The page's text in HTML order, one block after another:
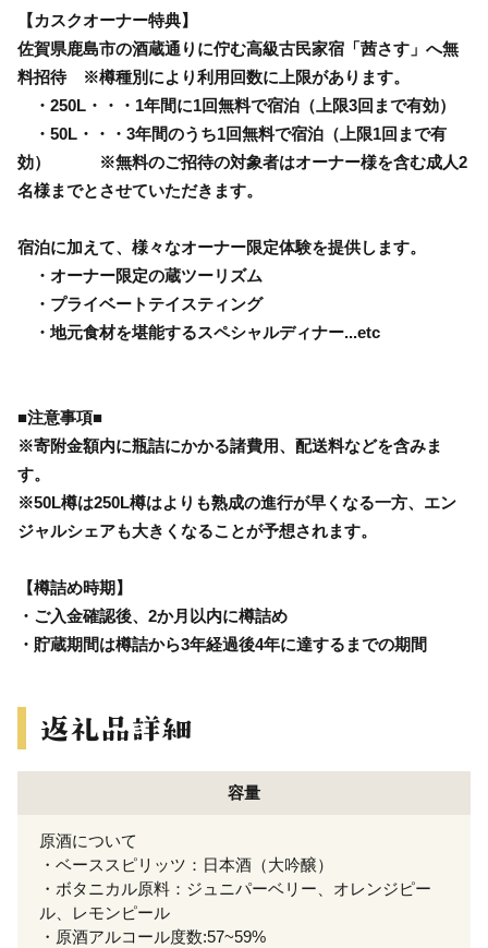
【カスクオーナー特典】
佐賀県鹿島市の酒蔵通りに佇む高級古民家宿「茜さす」へ無
料招待 ※樽種別により利用回数に上限があります。
・250L・・・1年間に1回無料で宿泊（上限3回まで有効）
・50L・・・3年間のうち1回無料で宿泊（上限1回まで有
効） ※無料のご招待の対象者はオーナー様を含む成人2
名様までとさせていただきます。
宿泊に加えて、様々なオーナー限定体験を提供します。
・オーナー限定の蔵ツーリズム
・プライベートテイスティング
・地元食材を堪能するスペシャルディナー...etc
■注意事項■
※寄附金額内に瓶詰にかかる諸費用、配送料などを含みま
す。
※50L樽は250L樽はよりも熟成の進行が早くなる一方、エン
ジャルシェアも大きくなることが予想されます。
【樽詰め時期】
・ご入金確認後、2か月以内に樽詰め
・貯蔵期間は樽詰から3年経過後4年に達するまでの期間
容量
原酒について
・ベーススピリッツ：日本酒（大吟醸）
・ボタニカル原料：ジュニパーベリー、オレンジピー
ル、レモンピール
・原酒アルコール度数:57~59%